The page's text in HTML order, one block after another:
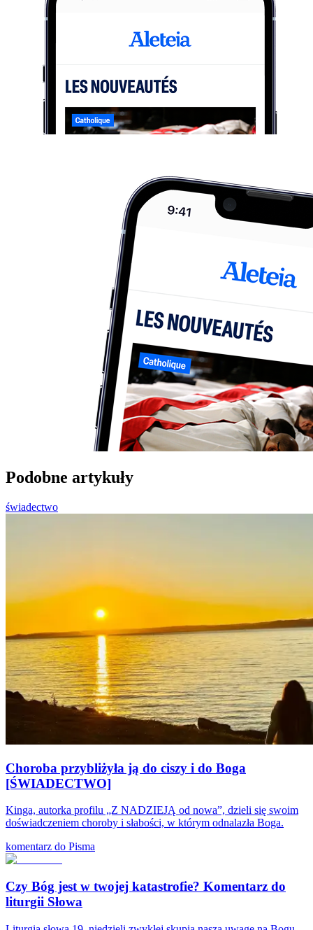
Podobne artykuły
świadectwo
Choroba przybliżyła ją do ciszy i do Boga
[ŚWIADECTWO]
Kinga, autorka profilu „Z NADZIEJĄ od nowa”, dzieli się swoim
doświadczeniem choroby i słabości, w którym odnalazła Boga.
komentarz do Pisma
Czy Bóg jest w twojej katastrofie? Komentarz do
liturgii Słowa